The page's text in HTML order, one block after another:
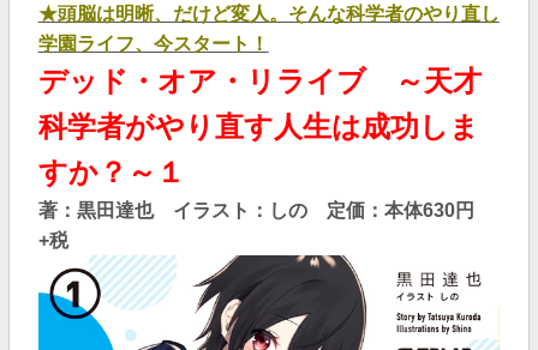
★頭脳は明晰、だけど変人。そんな科学者のやり直し
学園ライフ、今スタート！
デッド・オア・リライブ ～天才
科学者がやり直す人生は成功しま
すか？～１
著：黒田達也 イラスト：しの 定価：本体630円
+税